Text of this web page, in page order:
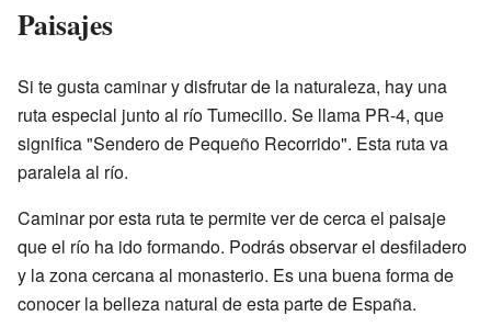
Paisajes
Si te gusta caminar y disfrutar de la naturaleza, hay una
ruta especial junto al río Tumecillo. Se llama PR-4, que
significa "Sendero de Pequeño Recorrido". Esta ruta va
paralela al río.
Caminar por esta ruta te permite ver de cerca el paisaje
que el río ha ido formando. Podrás observar el desfiladero
y la zona cercana al monasterio. Es una buena forma de
conocer la belleza natural de esta parte de España.